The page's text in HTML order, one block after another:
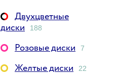
Двухцветные
диски
188
Розовые диски 7
Желтые диски 22